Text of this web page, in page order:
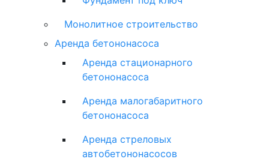
Монолитное строительство
Аренда бетононасоса
Аренда стационарного
бетононасоса
Аренда малогабаритного
бетононасоса
Аренда стреловых
автобетононасосов